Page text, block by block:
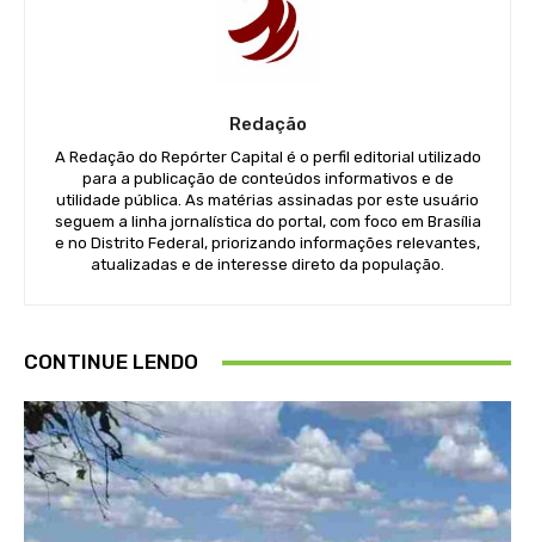
Redação
A Redação do Repórter Capital é o perfil editorial utilizado
para a publicação de conteúdos informativos e de
utilidade pública. As matérias assinadas por este usuário
seguem a linha jornalística do portal, com foco em Brasília
e no Distrito Federal, priorizando informações relevantes,
atualizadas e de interesse direto da população.
CONTINUE LENDO